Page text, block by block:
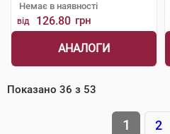
Немає в наявності
від 126.80 грн
АНАЛОГИ
Показано 36 з 53
1 2